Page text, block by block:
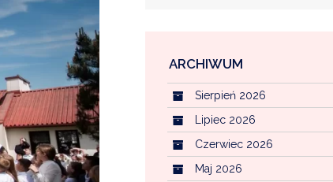
ROLNICTWO
CZYSTE POWIETRZE
WFOŚ
GOSPODARKA ODPADAMI KOMUNALNYMI
KOMUNIKACJA
PRZYDATNE STRONY
ARCHIWUM
Sierpień 2026
Lipiec 2026
Czerwiec 2026
Maj 2026